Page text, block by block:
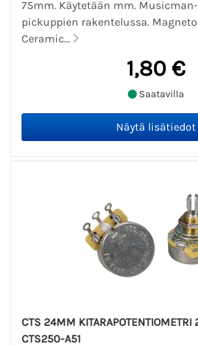
75mm. Käytetään mm.
pickuppien rakentelussa.
Ceramic...
1,80 €
Saatavilla
CTS 24MM
CTS250-A51